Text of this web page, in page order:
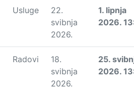
Usluge
22.
svibnja
2026.
1. lipnja
2026.
Radovi
18.
svibnja
2026.
25.
2026.